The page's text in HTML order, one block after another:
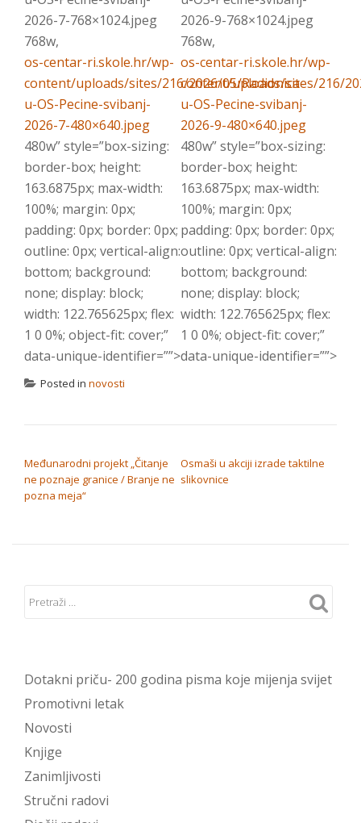
2026-7-768×1024.jpeg
768w,
os-centar-ri.skole.hr/wp-
content/uploads/sites/216/2026/05/Radionica-
u-OS-Pecine-svibanj-
2026-7-480×640.jpeg
480w” style=”box-sizing:
border-box; height:
163.6875px; max-width:
100%; margin: 0px;
padding: 0px; border: 0px;
outline: 0px; vertical-align:
bottom; background:
none; display: block;
width: 122.765625px; flex:
1 0 0%; object-fit: cover;”
data-unique-identifier=””>
2026-9-768×1024.jpeg
768w,
os-centar-ri.skole.hr/wp-
content/uploads/sites/216/
u-OS-Pecine-svibanj-
2026-9-480×640.jpeg
480w” style=”box-sizing:
border-box; height:
163.6875px; max-width:
100%; margin: 0px;
padding: 0px; border: 0px;
outline: 0px; vertical-align:
bottom; background:
none; display: block;
width: 122.765625px; flex:
1 0 0%; object-fit: cover;”
data-unique-identifier=””>
Posted in novosti
Međunarodni projekt „Čitanje
ne poznaje granice / Branje ne
pozna meja“
Osmaši u akciji izrade taktilne
slikovnice
Dotakni priču- 200 godina pisma koje mijenja svijet
Promotivni letak
Novosti
Knjige
Zanimljivosti
Stručni radovi